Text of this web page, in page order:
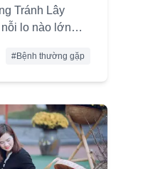
Tránh Lây
lo nào lớn
#Bệnh thường gặp